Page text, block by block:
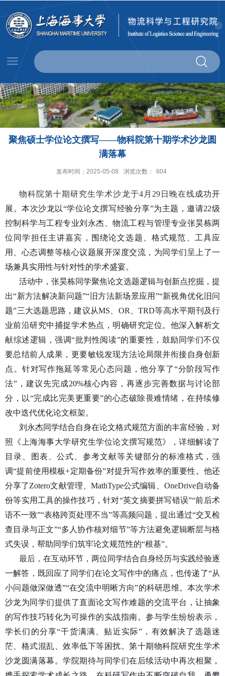
聚焦硕士学位论文撰写——物科院第十期学术沙龙圆
满落幕
发布时间：2025-05-08 浏览次数： 604
物科院第十期研究生学术沙龙于4月29日晚在线成功开
展 。本次沙龙以“学位论文撰写经验分享”为主题，邀请22级
控制科学与工程专业刘永杰、物流工程与管理专业张昊栋两
位 同学担任主讲嘉宾，围绕论文选题、格式规范、工具应
用、心态调整等核心议题展开深度交流，为同学们呈上了一
场兼具实用性与针对性的学术盛宴。
活动中，张昊栋同学聚焦论文选题逻辑与创新点挖掘，提
出“新方法解决新问题”“旧方法新场景应用”“新视角优化旧问
题”三大选题思路，建议从MS、OR、TRD等高水平期刊及行
业前沿研究中捕捉学术热点，明确研究定位。他深入解析文
献综述逻辑，强调“批判性阅读”的重要性，鼓励同学们不仅
要总结前人成果，更要敏锐发现方法论局限并衔接自身创新
点。针对写作拖延等常见心态问题，他分享了“分阶段写作
法”，建议先完成20%核心内容，再逐步完善数据与讨论部
分，以“完成比完美更重要”的心态破除畏难情绪，在持续修
改中迭代优化论文框架。
刘永杰同学结合自身在论文格式规范方面的丰富经验，对
照《上海海事大学研究生学位论文撰写规范》，详细解读了
目录、图表、公式、参考文献等关键部分的标准格式，强
调“提前使用模板+定期备份”对提升写作效率的重要性。他还
分享了Zotero文献管理、MathType公式编辑、OneDrive自动备
份等实用工具的操作技巧，针对“英文摘要拼写错误”“前后术
语不一致”“表格跨页处理不当”等高频问题，提出通过“交叉检
查目录与正文”“多人协作核对细节”等方法避免逻辑断层与格
式失误，帮助同学们筑牢论文规范性的“根基”。
最后， 在互动环节，两位同学结合自身经历与实践经验逐
一解答，既回应了同学们在论文写作中的痛点，也传递了“从
小问题做深做透”“在交流中明晰方向”的科研思维。本次学术
沙龙为同学们提供了直面论文写作难题的交流平台，让抽象
的写作技巧转化为可操作的实战指南。参与学生纷纷表示，
学长们的分享“干货满满、贴近实际”，有效解决了选题迷
茫、格式混乱、效率低下等困扰。第十期物科院研究生学术
沙龙圆满落幕。学院期待与同学们在后续活动中再次相聚，